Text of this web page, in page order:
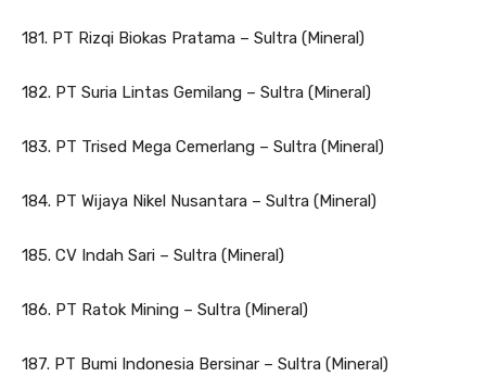
181. PT Rizqi Biokas Pratama – Sultra (Mineral)
182. PT Suria Lintas Gemilang – Sultra (Mineral)
183. PT Trised Mega Cemerlang – Sultra (Mineral)
184. PT Wijaya Nikel Nusantara – Sultra (Mineral)
185. CV Indah Sari – Sultra (Mineral)
186. PT Ratok Mining – Sultra (Mineral)
187. PT Bumi Indonesia Bersinar – Sultra (Mineral)